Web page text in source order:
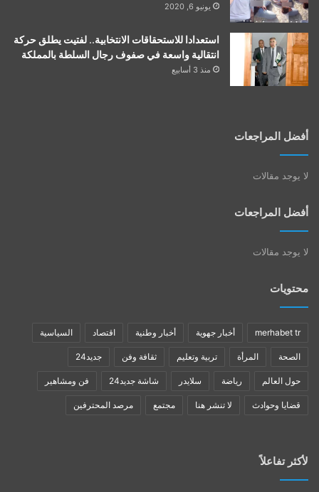
يونيو 6, 2020
استعدادا للاستحقاقات الانتخابية.. لفتيت يطلق حركة
انتقالية واسعة في صفوف رجال السلطة بالمملكة
منذ 3 أسابيع
أفضل المراجعات
لا يوجد مقالات
أفضل المراجعات
لا يوجد مقالات
محتويات
merhabet tr أخبار جهوية أخبار وطنية اقتصاد السياسية
الصحة المرأة تربية وتعليم ثقافة وفن جديد24
حول العالم رياضة سلايدر شاشة جديد24 فن ومشاهير
قضايا وحوادث لا تنشر هنا مجتمع مرصد المحترفين
لأكثر تفاعلاً